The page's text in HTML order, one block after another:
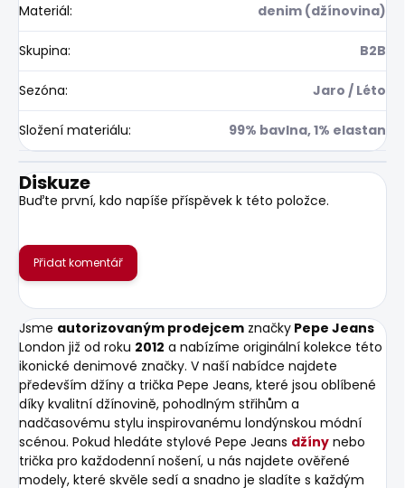
Materiál: denim (džínovina)
Skupina: B2B
Sezóna: Jaro / Léto
Složení materiálu: 99% bavlna, 1% elastan
Diskuze
Buďte první, kdo napíše příspěvek k této položce.
Přidat komentář
Jsme autorizovaným prodejcem značky Pepe Jeans
London již od roku 2012 a nabízíme originální kolekce této
ikonické denimové značky. V naší nabídce najdete
především džíny a trička Pepe Jeans, které jsou oblíbené
díky kvalitní džínovině, pohodlným střihům a
nadčasovému stylu inspirovanému londýnskou módní
scénou. Pokud hledáte stylové Pepe Jeans džíny nebo
trička pro každodenní nošení, u nás najdete ověřené
modely, které skvěle sedí a snadno je sladíte s každým